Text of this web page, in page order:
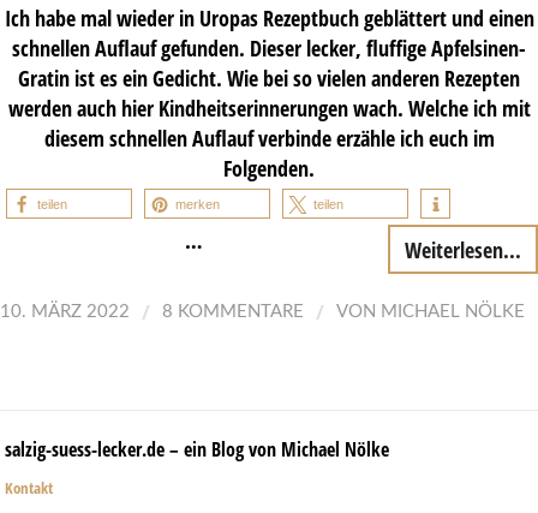
Ich habe mal wieder in Uropas Rezeptbuch geblättert und einen
schnellen Auflauf gefunden. Dieser lecker, fluffige Apfelsinen-
Gratin ist es ein Gedicht. Wie bei so vielen anderen Rezepten
werden auch hier Kindheitserinnerungen wach. Welche ich mit
diesem schnellen Auflauf verbinde erzähle ich euch im
Folgenden.
teilen merken teilen
… Weiterlesen...
10. MÄRZ 2022 / 8 KOMMENTARE / VON MICHAEL NÖLKE
salzig-suess-lecker.de – ein Blog von Michael Nölke
Kontakt